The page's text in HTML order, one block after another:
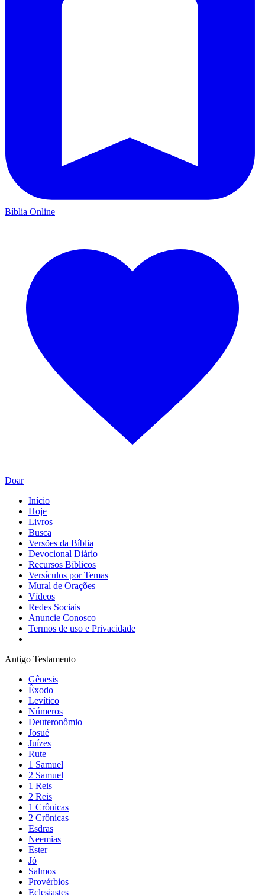
Bíblia Online
Doar
Início
Hoje
Livros
Busca
Versões da Bíblia
Devocional Diário
Recursos Bíblicos
Versículos por Temas
Mural de Orações
Vídeos
Redes Sociais
Anuncie Conosco
Termos de uso e Privacidade
Antigo Testamento
Gênesis
Êxodo
Levítico
Números
Deuteronômio
Josué
Juízes
Rute
1 Samuel
2 Samuel
1 Reis
2 Reis
1 Crônicas
2 Crônicas
Esdras
Neemias
Ester
Jó
Salmos
Provérbios
Eclesiastes